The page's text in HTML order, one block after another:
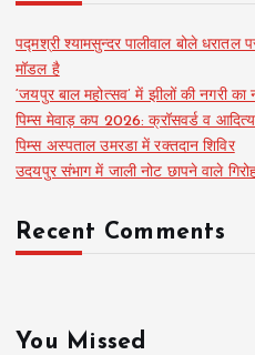
पद्मश्री श्यामसुन्दर पालीवाल बोले धरातल
मॉडल है
‘जयपुर बाल महोत्सव’ में झीलों की नगरी
पिम्स मेवाड़ कप 2026: क्रॉसवर्ड व
पिम्स अस्पताल उमरडा में रक्तदान शिविर
उदयपुर संभाग में जाली नोट छापने वाले
Recent Comments
You Missed